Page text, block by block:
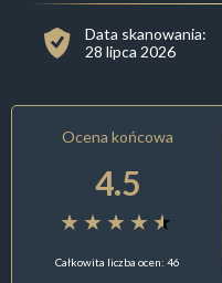
Data skanowania:
28 lipca 2026
Ocena końcowa
4.5
Całkowita liczba ocen: 46